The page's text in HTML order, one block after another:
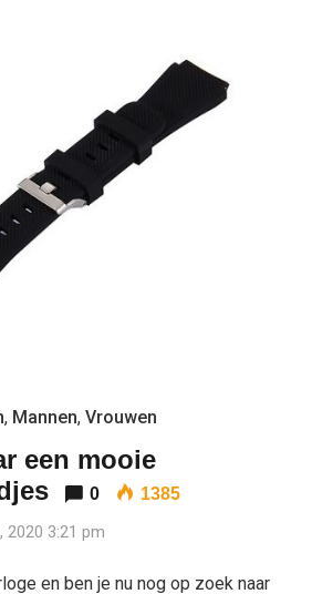
, Mannen, Vrouwen
een mooie
0 1385
2020 3:21 pm
en ben je nu nog op zoek naar